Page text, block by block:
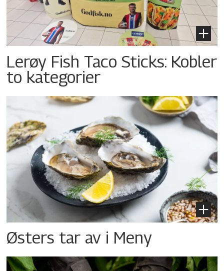
Lerøy Fish Taco Sticks: Kobler
to kategorier
Østers tar av i Meny